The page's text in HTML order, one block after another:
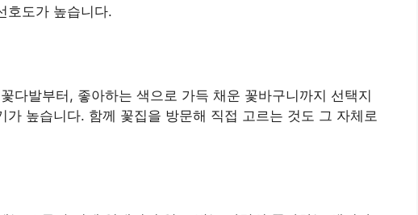
호도가 높습니다.
다발부터, 좋아하는 색으로 가득 채운 꽃바구니까지 선택지
높습니다. 함께 꽃집을 방문해 직접 고르는 것도 그 자체로